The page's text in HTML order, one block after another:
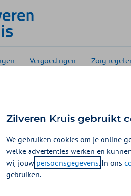
Vergoedingen Zorg
08-09-2025 Christine Rompa
Zilveren Kruis gebruikt
We gebruiken cookies om je online
welke advertenties werken en
wij jouw persoonsgegevens. In ons
gebruiken.